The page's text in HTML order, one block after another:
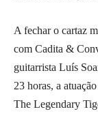
A fechar o cartaz
com Cadita &
guitarrista Luís
23 horas, a
The Legendary